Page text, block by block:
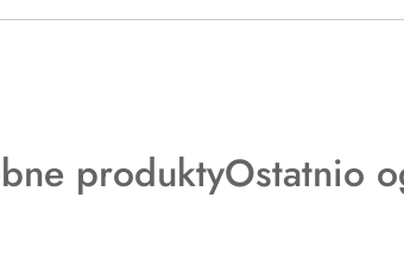
produktyProdukty
Ostatnio